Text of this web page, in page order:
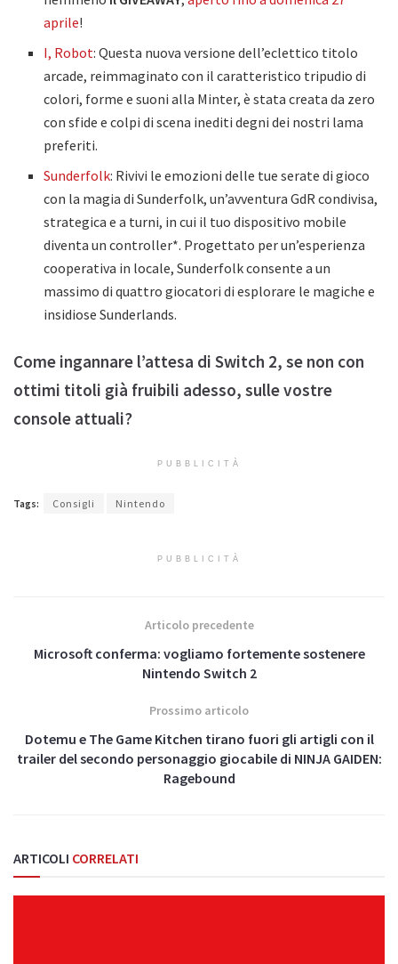
aprile!
I, Robot: Questa nuova versione dell’eclettico titolo
arcade, reimmaginato con il caratteristico tripudio di
colori, forme e suoni alla Minter, è stata creata da zero
con sfide e colpi di scena inediti degni dei nostri lama
preferiti.
Sunderfolk: Rivivi le emozioni delle tue serate di gioco
con la magia di Sunderfolk, un’avventura GdR condivisa,
strategica e a turni, in cui il tuo dispositivo mobile
diventa un controller*. Progettato per un’esperienza
cooperativa in locale, Sunderfolk consente a un
massimo di quattro giocatori di esplorare le magiche e
insidiose Sunderlands.
Come ingannare l’attesa di Switch 2, se non con
ottimi titoli già fruibili adesso, sulle vostre
console attuali?
PUBBLICITÀ
Tags: Consigli Nintendo
PUBBLICITÀ
Articolo precedente
Microsoft conferma: vogliamo fortemente sostenere
Nintendo Switch 2
Prossimo articolo
Dotemu e The Game Kitchen tirano fuori gli artigli con il
trailer del secondo personaggio giocabile di NINJA GAIDEN:
Ragebound
ARTICOLI CORRELATI